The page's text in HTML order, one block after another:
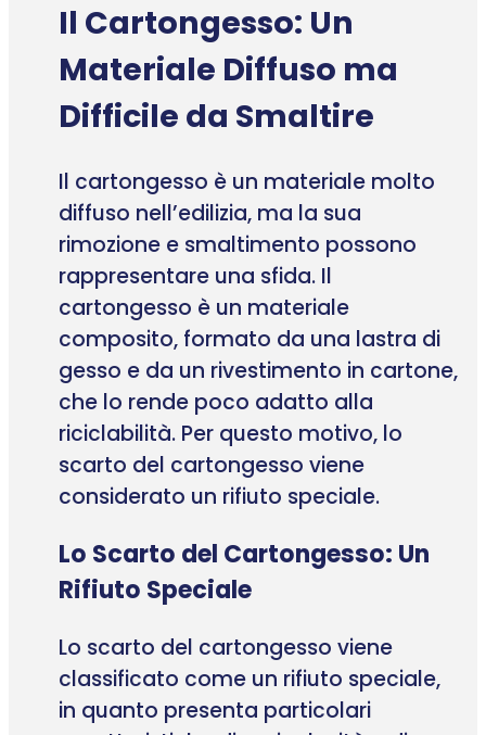
Il Cartongesso: Un
Materiale Diffuso ma
Difficile da Smaltire
Il cartongesso è un materiale molto
diffuso nell’edilizia, ma la sua
rimozione e smaltimento possono
rappresentare una sfida. Il
cartongesso è un materiale
composito, formato da una lastra di
gesso e da un rivestimento in cartone,
che lo rende poco adatto alla
riciclabilità. Per questo motivo, lo
scarto del cartongesso viene
considerato un rifiuto speciale.
Lo Scarto del Cartongesso: Un
Rifiuto Speciale
Lo scarto del cartongesso viene
classificato come un rifiuto speciale,
in quanto presenta particolari